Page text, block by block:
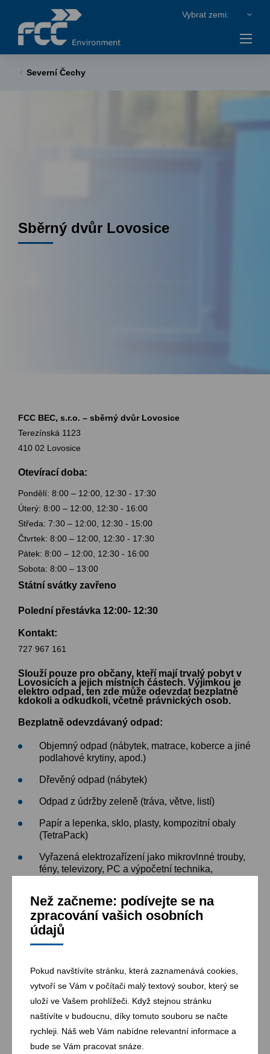
Než začneme: podívejte se na
zpracování vašich osobních
údajů
Pokud navštívíte stránku, která zaznamenává cookies,
vytvoří se Vám v počítači malý textový soubor, který se
uloží ve Vašem prohlížeči. Když stejnou stránku
naštívíte v budoucnu, díky tomuto souboru se načte
rychleji. Náš web Vám nabídne relevantní informace a
bude se Vám pracovat snáze.
Severní Čechy
Sběrný dvůr Lovosice
FCC BEC, s.r.o. – sběrný dvůr Lovosice
Terezínská 1123
410 02 Lovosice
Otevírací doba:
Pondělí: 8:00 – 12:00, 12:30 - 17:30
Úterý: 8:00 – 12:00, 12:30 - 16:00
Středa: 7:30 – 12:00, 12:30 - 15:00
Čtvrtek: 8:00 – 12:00, 12:30 - 17:30
Pátek: 8:00 – 12:00, 12:30 - 16:00
Sobota: 8:00 – 13:00
Státní svátky zavřeno
Polední přestávka 12:00- 12:30
Kontakt:
727 967 161
Slouží pouze pro občany, kteří mají trvalý pobyt v
Lovosicích a jejich místních částech. Výjimkou je
elektro odpad, ten zde může odevzdat bezplatně
kdokoli a odkudkoli, včetně právnických osob.
Bezplatně odevzdávaný odpad:
Objemný odpad (nábytek, matrace, koberce a jiné
podlahové krytiny, apod.)
Dřevěný odpad (nábytek)
Odpad z údržby zeleně (tráva, větve, listí)
Papír a lepenka, sklo, plasty, kompozitní obaly
(TetraPack)
Vyřazená elektrozařízení jako mikrovlnné trouby,
fény, televizory, PC a výpočetní technika,
Zářivky, výbojky, akumulátorové baterie a
monočlánky
Oleje a olejové filtry, ředidla a ostatní
rozpouštědla, odpadní barvy, plechovky a obaly
jedlý olej a tuk
Pneumatiky
Zpoplatněný odpad: